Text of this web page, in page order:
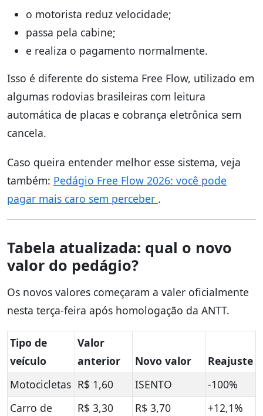
o motorista reduz velocidade;
passa pela cabine;
e realiza o pagamento normalmente.
Isso é diferente do sistema Free Flow, utilizado em
algumas rodovias brasileiras com leitura
automática de placas e cobrança eletrônica sem
cancela.
Caso queira entender melhor esse sistema, veja
também: Pedágio Free Flow 2026: você pode
pagar mais caro sem perceber .
Tabela atualizada: qual o novo
valor do pedágio?
Os novos valores começaram a valer oficialmente
nesta terça-feira após homologação da ANTT.
Tipo de
veículo
Valor
anterior
Novo valor
Reajuste
Motocicletas R$ 1,60 ISENTO
-100%
Carro de
R$ 3,30 R$ 3,70 +12,1%